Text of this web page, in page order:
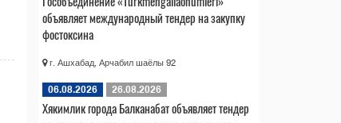
объявляет международный тендер на закупку
фостоксина
г. Ашхабад, Арчабил шаёлы 92
06.08.2026 26.08.2026
Хякимлик города Балканабат объявляет тендер